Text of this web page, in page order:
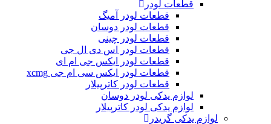
قطعات لودر
قطعات لودر آمیگ
قطعات لودر دوسان
قطعات لودر چینی
قطعات لودر اس دی ال جی
قطعات لودر ایکس جی ام ای
قطعات لودر ایکس سی ام جی xcmg
قطعات لودر کاترپیلار
لوازم یدکی لودر دوسان
لوازم یدکی لودر کاترپیلار
لوازم یدکی گریدر